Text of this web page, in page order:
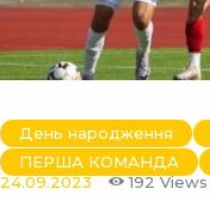
День народження
ПЕРША КОМАНДА
24.09.2023
192 Views